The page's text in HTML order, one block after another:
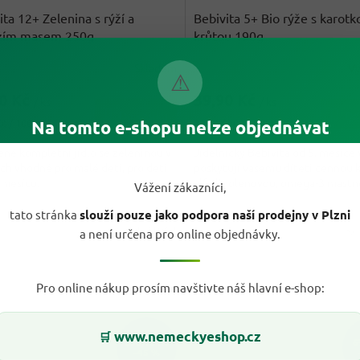
⚠
Na tomto e-shopu nelze objednávat
Vážení zákazníci,
tato stránka slouží pouze jako podpora naší prodejny v Plzni
a není určena pro online objednávky.
Pro online nákup prosím navštivte náš hlavní e-shop:
🛒 www.nemeckyeshop.cz
12+ Zelenina s rýží a
masem 250g
Skladem
Kč
/ 100 g
kompletní jídlo se zeleninou v
vhodné pro malé děti, pro děti
Bebivita 5+ Bio rýže s
krůtou 190g
39,90 Kč
Měrná
cena:
21 Kč / 100 g
poskytují vašemu dítěti cennou
alfa-linolenovou, omega-3
290,10 Kč
Kód:21063